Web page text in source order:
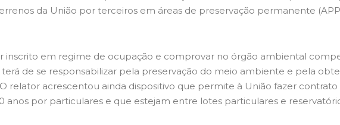
da União por terceiros em áreas de preservação permanente
inscrito em regime de ocupação e comprovar no órgão ambiental
terá de se responsabilizar pela preservação do meio ambiente e pela
relator acrescentou ainda dispositivo que permite à União fazer
anos por particulares e que estejam entre lotes particulares e